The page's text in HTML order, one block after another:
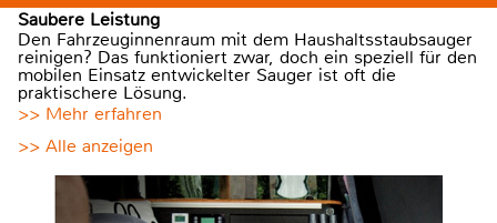
Saubere Leistung
Den Fahrzeuginnenraum mit dem Haushaltsstaubsauger
reinigen? Das funktioniert zwar, doch ein speziell für den
mobilen Einsatz entwickelter Sauger ist oft die
praktischere Lösung.
>> Mehr erfahren
>> Alle anzeigen